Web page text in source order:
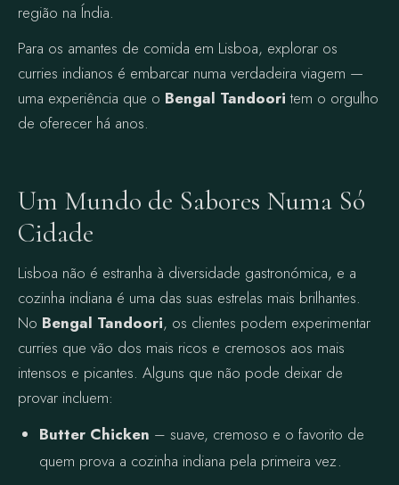
região na Índia.
Para os amantes de comida em Lisboa, explorar os
curries indianos é embarcar numa verdadeira viagem —
uma experiência que o Bengal Tandoori tem o orgulho
de oferecer há anos.
Um Mundo de Sabores Numa Só
Cidade
Lisboa não é estranha à diversidade gastronómica, e a
cozinha indiana é uma das suas estrelas mais brilhantes.
No Bengal Tandoori, os clientes podem experimentar
curries que vão dos mais ricos e cremosos aos mais
intensos e picantes. Alguns que não pode deixar de
provar incluem:
Butter Chicken – suave, cremoso e o favorito de
quem prova a cozinha indiana pela primeira vez.